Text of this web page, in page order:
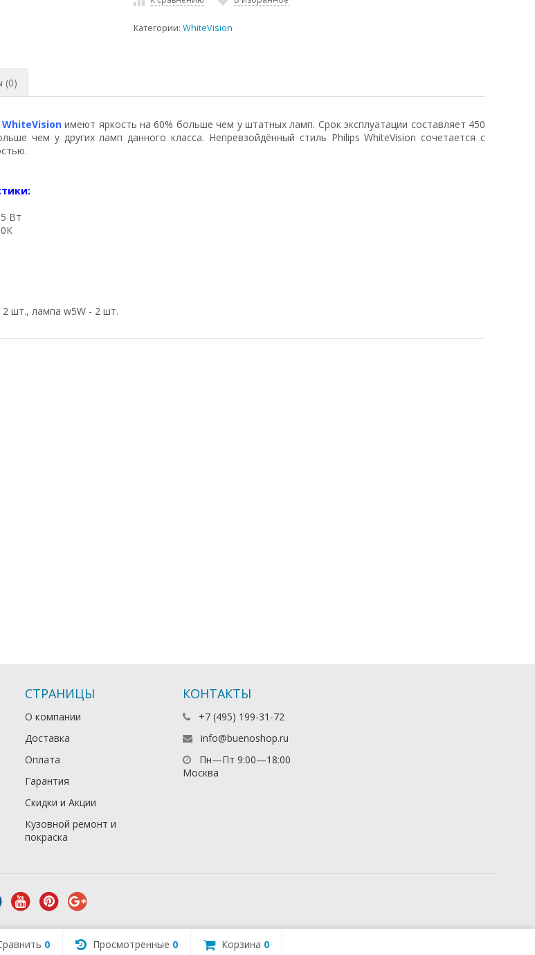
Категории: WhiteVision
(0)
WhiteVisionимеют яркость на 60% больше чем у штатных ламп. Срок эксплуатации составляет 450
чем у других ламп данного класса. Непревзойдённый стиль Philips WhiteVision сочетается с
Вт
шт., лампа w5W - 2 шт.
СТРАНИЦЫ
О компании
Доставка
Оплата
Гарантия
Скидки и Акции
Кузовной ремонт и
покраска
КОНТАКТЫ
+7 (495) 199-31-72
info@buenoshop.ru
Пн—Пт 9:00—18:00
Москва
0 Просмотренные 0 Корзина 0